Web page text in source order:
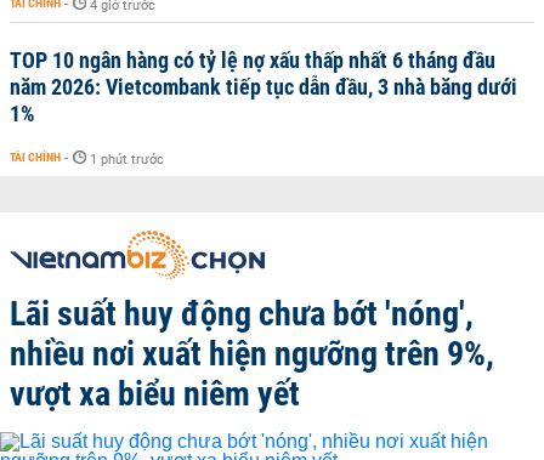
TÀI CHÍNH - 4 giờ trước
TOP 10 ngân hàng có tỷ lệ nợ xấu thấp nhất 6 tháng đầu
năm 2026: Vietcombank tiếp tục dẫn đầu, 3 nhà băng dưới
1%
TÀI CHÍNH - 1 phút trước
Lãi suất huy động chưa bớt 'nóng',
nhiều nơi xuất hiện ngưỡng trên 9%,
vượt xa biểu niêm yết